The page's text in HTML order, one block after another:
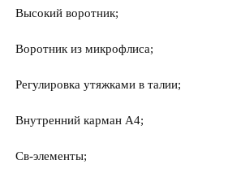
Высокий воротник;
Воротник из микрофлиса;
Регулировка утяжками в талии;
Внутренний карман A4;
Св-элементы;